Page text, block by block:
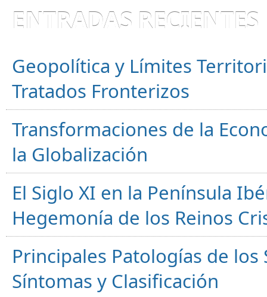
ENTRADAS RECIENTES
Geopolítica y Límites
Tratados Fronterizos
Transformaciones de la
la Globalización
El Siglo XI en la Península
Hegemonía de los Reinos
Principales Patologías de
Síntomas y Clasificación